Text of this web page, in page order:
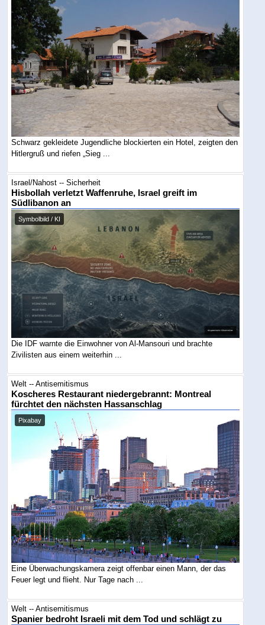
Schwarz gekleidete Jugendliche blockierten ein Hotel, zeigten den
Hitlergruß und riefen „Sieg ...
Israel/Nahost -- Sicherheit
Hisbollah verletzt Waffenruhe, Israel greift im
Südlibanon an
Symbolbild / KI
Die IDF warnte die Einwohner von Al-Mansouri und brachte
Zivilisten aus einem weiterhin ...
Welt -- Antisemitismus
Koscheres Restaurant niedergebrannt: Montreal
fürchtet den nächsten Hassanschlag
Pixabay
Eine Überwachungskamera zeigt offenbar einen Mann, der das
Feuer legt und flieht. Nur Tage nach ...
Welt -- Antisemitismus
Spanier bedroht Israeli mit dem Tod und schlägt zu